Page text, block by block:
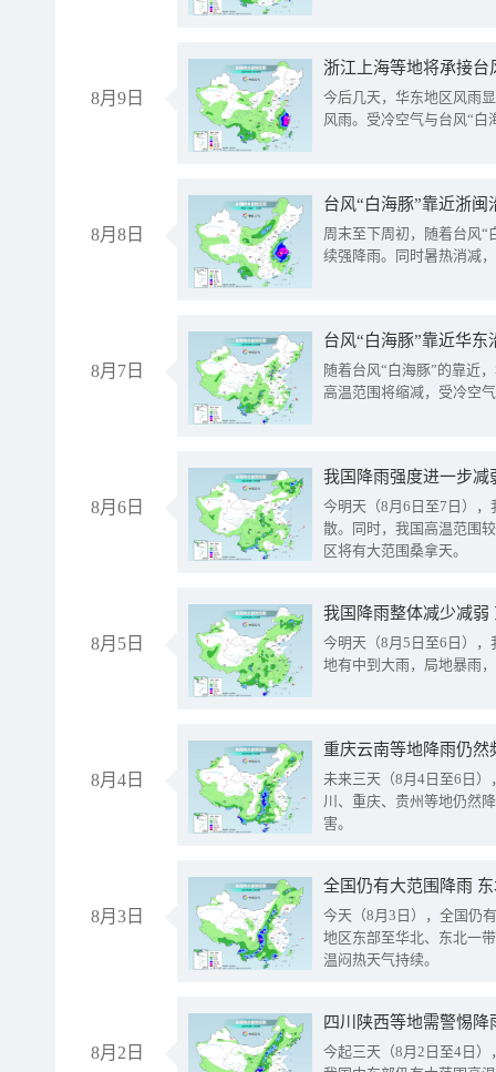
8月9日
浙江上海等地将承接台
今后几天，华东地区风雨
风雨。受冷空气与台风“白
8月8日
台风“白海豚”靠近浙
周末至下周初，随着台风“
续强降雨。同时暑热消减
8月7日
台风“白海豚”靠近华
随着台风“白海豚”的靠近
高温范围将缩减，受冷空
8月6日
今明天（8月6日至7日）
散。同时，我国高温范围
区将有大范围桑拿天。
8月5日
我国降雨整体减少减弱
今明天（8月5日至6日）
地有中到大雨，局地暴雨
8月4日
重庆云南等地降雨仍然
未来三天（8月4日至6日
川、重庆、贵州等地仍然
害。
8月3日
全国仍有大范围降雨
今天（8月3日），全国仍
地区东部至华北、东北一
温闷热天气持续。
8月2日
今起三天（8月2日至4日